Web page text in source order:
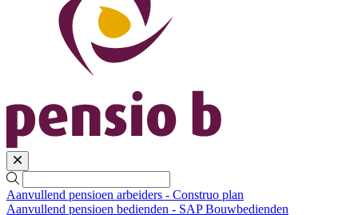
Aanvullend pensioen arbeiders - Construo plan
Aanvullend pensioen bedienden - SAP Bouwbedienden